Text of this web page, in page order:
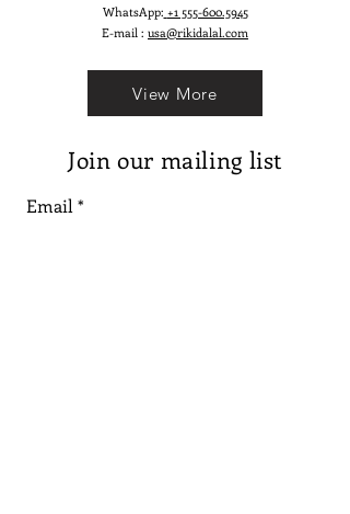
WhatsApp: +1 555-600.5945
E-mail : usa@rikidalal.com
View More
Join our mailing list
Email